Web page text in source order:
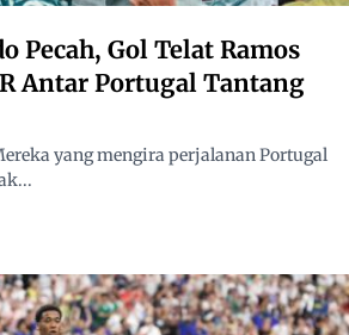
Pecah, Gol Telat Ramos
Antar Portugal Tantang
yang mengira perjalanan Portugal